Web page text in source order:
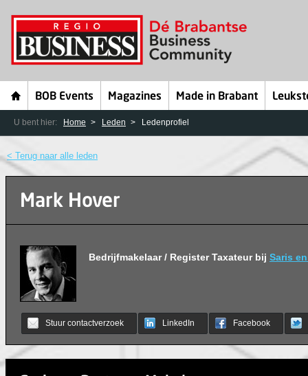
BOB Events Magazines Made in Brabant
U bent hier: Home Leden Ledenprofiel
< Terug naar alle leden
Mark Hover
Bedrijfmakelaar / Register Taxateur bij Saris
Stuur contactverzoek LinkedIn Facebook